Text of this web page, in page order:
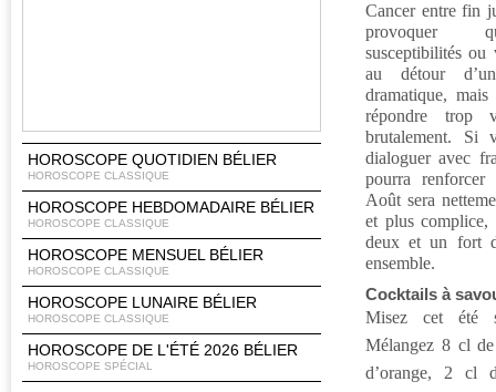
HOROSCOPE QUOTIDIEN BÉLIER
HOROSCOPE CLASSIQUE
HOROSCOPE HEBDOMADAIRE BÉLIER
HOROSCOPE CLASSIQUE
HOROSCOPE MENSUEL BÉLIER
HOROSCOPE CLASSIQUE
HOROSCOPE LUNAIRE BÉLIER
HOROSCOPE CLASSIQUE
HOROSCOPE DE L'ÉTÉ 2026 BÉLIER
HOROSCOPE SPÉCIAL
Cancer entre fin
provoquer
susceptibilités ou
au détour
dramatique,
répondre
brutalement. Si
dialoguer avec
pourra
Août sera
et plus complice,
deux et un fort
ensemble.
Cocktails à
Misez cet
Mélangez 8 cl
d’orange, 2 cl